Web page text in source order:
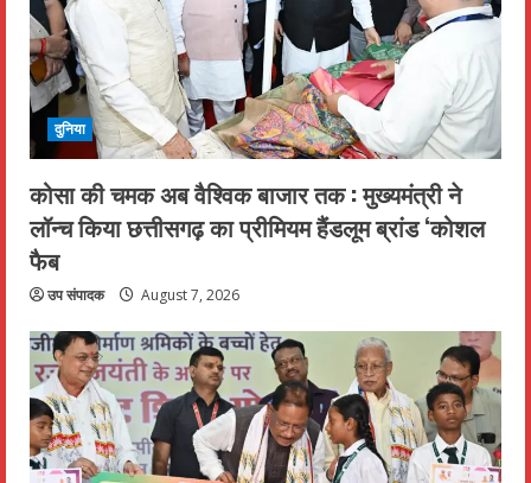
दुनिया
कोसा की चमक अब वैश्विक बाजार तक : मुख्यमंत्री ने
लॉन्च किया छत्तीसगढ़ का प्रीमियम हैंडलूम ब्रांड ‘कोशल
फैब
उप संपादक August 7, 2026